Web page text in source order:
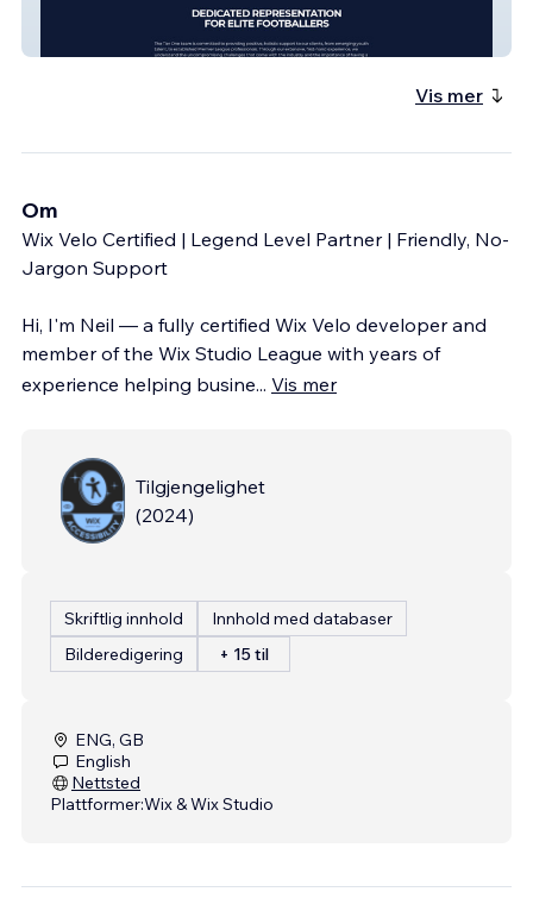
Tier One Football Agency
Vis mer
Om
Wix Velo Certified | Legend Level Partner | Friendly, No-
Jargon Support
Hi, I'm Neil — a fully certified Wix Velo developer and
member of the Wix Studio League with years of
experience helping busine... Vis mer
Tilgjengelighet
(2024)
Skriftlig innhold
Innhold med databaser
Bilderedigering
+ 15 til
ENG, GB
English
Nettsted
Plattformer:Wix & Wix Studio